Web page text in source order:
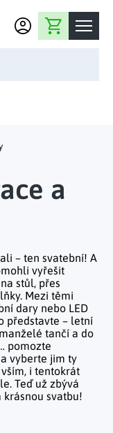
Nákupní košík
a
– ten svatební! A
vyřešit
stůl, přes
Mezi těmi
dary nebo LED
představte – letní
tančí a do
pomozte
vyberte jim ty
i tentokrát
Teď už zbývá
krásnou svatbu!